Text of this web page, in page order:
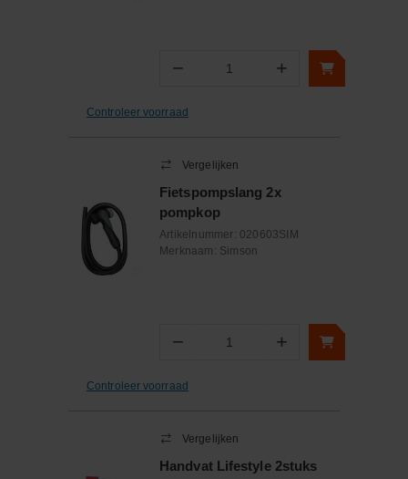
− Aantal +
Controleer voorraad
Vergelijken
Fietspompslang 2x
pompkop
Artikelnummer: 020603SIM
Merknaam: Simson
− Aantal +
Controleer voorraad
Vergelijken
Handvat Lifestyle 2stuks